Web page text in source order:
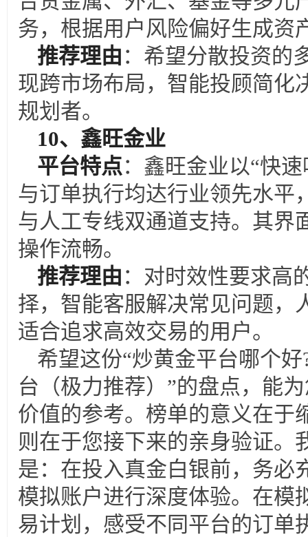
务，根据用户风险偏好生成资
推荐理由 ：希望分散投资的
现跨市场布局，智能投顾简化
规划者。
10、鑫旺金业
平台特点：鑫旺金业以“快
与订单执行均达行业领先水平
与人工专线双通道支持。其界
操作流畅。
推荐理由 ：对时效性要求高
择，智能客服解决常见问题，
适合追求高效交易的用户。
希望这份“炒黄金平台哪个
台（极力推荐）”的盘点，能
价值的参考。榜单的意义在于
则在于您接下来的亲身验证。
是：在投入真金白银前，务必
模拟账户进行深度体验。在模
易计划，感受不同平台的订单